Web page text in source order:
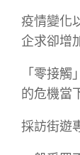
疫情變化
企求卻增
「零接
的危機當
採訪街遊